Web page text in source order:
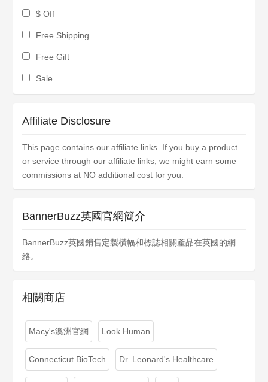
$ Off
Free Shipping
Free Gift
Sale
Affiliate Disclosure
This page contains our affiliate links. If you buy a product
or service through our affiliate links, we might earn some
commissions at NO additional cost for you.
BannerBuzz英國官網簡介
BannerBuzz英國銷售定製橫幅和標誌相關產品在英國的網
絡。
相關商店
Macy's澳洲官網 Look Human
Connecticut BioTech Dr. Leonard's Healthcare